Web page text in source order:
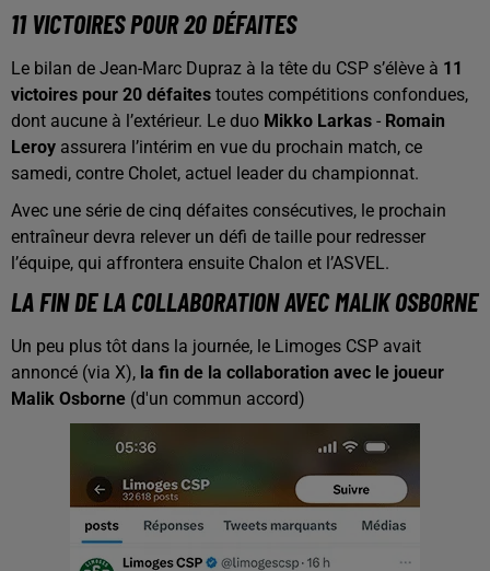
11 VICTOIRES POUR 20 DÉFAITES
Le bilan de Jean-Marc Dupraz à la tête du CSP s’élève à 11
victoires pour 20 défaites toutes compétitions confondues,
dont aucune à l’extérieur. Le duo Mikko Larkas - Romain
Leroy assurera l’intérim en vue du prochain match, ce
samedi, contre Cholet, actuel leader du championnat.
Avec une série de cinq défaites consécutives, le prochain
entraîneur devra relever un défi de taille pour redresser
l’équipe, qui affrontera ensuite Chalon et l’ASVEL.
LA FIN DE LA COLLABORATION AVEC MALIK OSBORNE
Un peu plus tôt dans la journée, le Limoges CSP avait
annoncé (via X), la fin de la collaboration avec le joueur
Malik Osborne (d'un commun accord)